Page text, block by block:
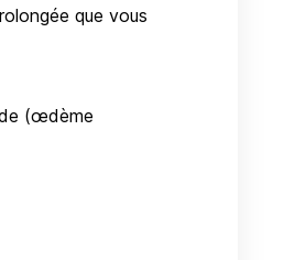
que vous
(œdème